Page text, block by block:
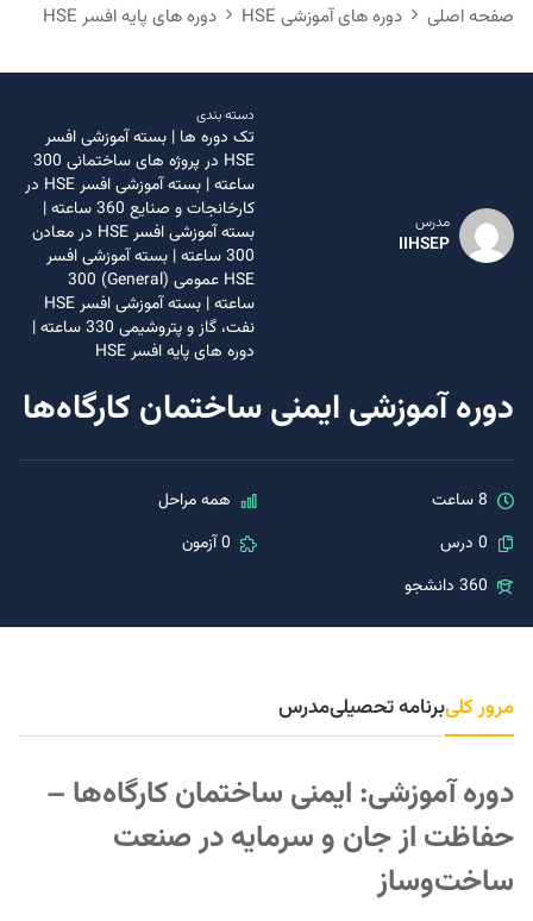
صفحه اصلی دوره های آموزشی HSE دوره های پایه افسر HSE
مدرس
IIHSEP
دسته بندی
تک دوره ها | بسته آموزشی افسر
HSE در پروژه های ساختمانی 300
ساعته|
بسته آموزشی افسر HSE در
کارخانجات و صنایع 360 ساعته
|
بسته آموزشی افسر HSE در معادن
300 ساعته
| بسته آموزشی افسر
HSE عمومی (General) 300
ساعته|
بسته آموزشی افسر HSE
نفت، گاز و پتروشیمی 330 ساعته
|
دوره های پایه افسر HSE
دوره آموزشی ایمنی ساختمان کارگاه‌ها
8 ساعت
همه مراحل
0 درس
0 آزمون
360 دانشجو
مرور کلیبرنامه تحصیلیمدرس
دوره آموزشی: ایمنی ساختمان کارگاه‌ها –
حفاظت از جان و سرمایه در صنعت
ساخت‌وساز